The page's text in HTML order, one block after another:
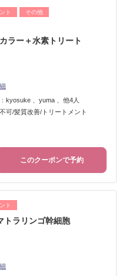
ト その他
ラー＋水素トリート
kyosuke 、yuma 、他4人
可/髪質改善/トリートメント
このクーポンで予約
ト
トラリンゴ幹細胞